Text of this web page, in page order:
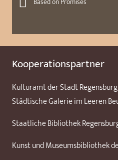
Kooperationspartner
Kulturamt der Stadt Regensburg
Städtische Galerie im Leeren
Staatliche Bibliothek
Kunst und Museumsbibliothek